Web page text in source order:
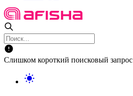
Слишком короткий поисковый запрос